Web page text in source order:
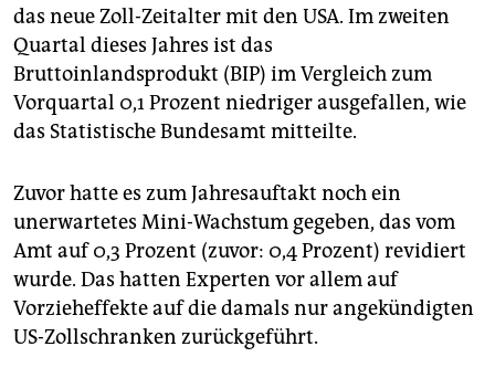
genossenschaft
epaper login
das neue Zoll-Zeitalter mit den USA. Im zweiten
Quartal dieses Jahres ist das
Bruttoinlandsprodukt (BIP) im Vergleich zum
Vorquartal 0,1 Prozent niedriger ausgefallen, wie
das Statistische Bundesamt mitteilte.
Zuvor hatte es zum Jahresauftakt noch ein
unerwartetes Mini-Wachstum gegeben, das vom
Amt auf 0,3 Prozent (zuvor: 0,4 Prozent) revidiert
wurde. Das hatten Experten vor allem auf
Vorzieheffekte auf die damals nur angekündigten
US-Zollschranken zurückgeführt.